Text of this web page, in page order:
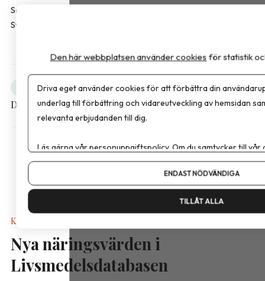
Sara Bussqvist är leg. dietist och produktspecialist hos FitForMe,
Sverige som erbjuder kosttillskott inom överviktsvård.
Obesitas Debatt
Dela artikeln
Kalkyler & Verktyg
Nya näringsvärden i
Livsmedelsdatabasen
Den här webbplatsen använder cookies för statistik
Driva eget använder cookies för att förbättra din
underlag till förbättring och vidareutveckling av hemsidan
relevanta erbjudanden till dig.
Läs gärna vårpersonuppgiftspolicy. Om du samtycker till vår
Om du vill ändra ditt val i efterhand hittar du den möjligheten
ENDAST NÖDVÄNDIGA
TILLÅT ALLA